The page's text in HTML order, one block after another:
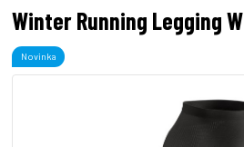
Winter Running Legging W
Novinka